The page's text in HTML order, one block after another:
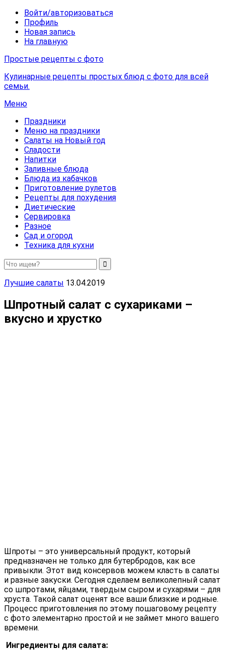
Войти/авторизоваться
Профиль
Новая запись
На главную
Простые рецепты с фото
Кулинарные рецепты простых блюд с фото для всей
семьи.
Меню
Праздники
Меню на праздники
Салаты на Новый год
Сладости
Напитки
Заливные блюда
Блюда из кабачков
Приготовление рулетов
Рецепты для похудения
Диетические
Сервировка
Разное
Сад и огород
Техника для кухни
Лучшие салаты 13.04.2019
Шпротный салат с сухариками –
вкусно и хрустко
Шпроты – это универсальный продукт, который
предназначен не только для бутербродов, как все
привыкли. Этот вид консервов можем класть в салаты
и разные закуски. Сегодня сделаем великолепный салат
со шпротами, яйцами, твердым сыром и сухарями – для
хруста. Такой салат оценят все ваши близкие и родные.
Процесс приготовления по этому пошаговому рецепту
с фото элементарно простой и не займет много вашего
времени.
Ингредиенты для салата: